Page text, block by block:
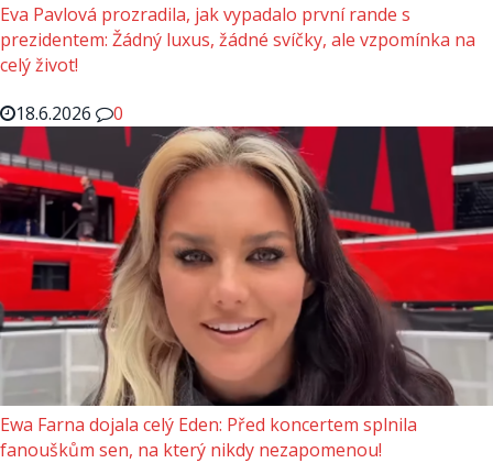
Eva Pavlová prozradila, jak vypadalo první rande s
prezidentem: Žádný luxus, žádné svíčky, ale vzpomínka na
celý život!
18.6.2026
0
Ewa Farna dojala celý Eden: Před koncertem splnila
fanouškům sen, na který nikdy nezapomenou!